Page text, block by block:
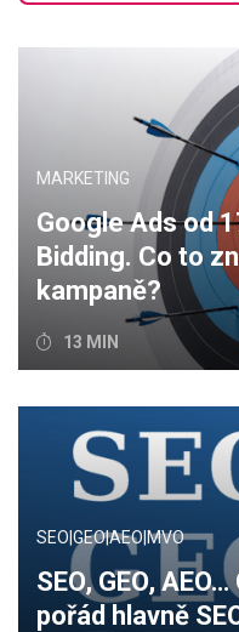
MARKETING
Google Ads od
Bidding. Co to
kampaně?
13 MIN
SEO|GEO|AEO|MVO
SEO, GEO,
pořád hlavně